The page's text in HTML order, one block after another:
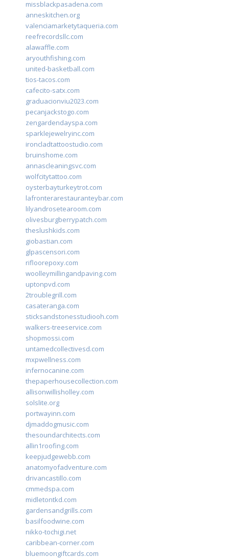
missblackpasadena.com
anneskitchen.org
valenciamarketytaqueria.com
reefrecordsllc.com
alawaffle.com
aryouthfishing.com
united-basketball.com
tios-tacos.com
cafecito-satx.com
graduacionviu2023.com
pecanjackstogo.com
zengardendayspa.com
sparklejewelryinc.com
ironcladtattoostudio.com
bruinshome.com
annascleaningsvc.com
wolfcitytattoo.com
oysterbayturkeytrot.com
lafronterarestauranteybar.com
lilyandrosetearoom.com
olivesburgberrypatch.com
theslushkids.com
giobastian.com
glpascensori.com
rifloorepoxy.com
woolleymillingandpaving.com
uptonpvd.com
2troublegrill.com
casateranga.com
sticksandstonesstudiooh.com
walkers-treeservice.com
shopmossi.com
untamedcollectivesd.com
mxpwellness.com
infernocanine.com
thepaperhousecollection.com
allisonwillisholley.com
solslite.org
portwayinn.com
djmaddogmusic.com
thesoundarchitects.com
allin1roofing.com
keepjudgewebb.com
anatomyofadventure.com
drivancastillo.com
cmmedspa.com
midletontkd.com
gardensandgrills.com
basilfoodwine.com
nikko-tochigi.net
caribbean-corner.com
bluemoongiftcards.com